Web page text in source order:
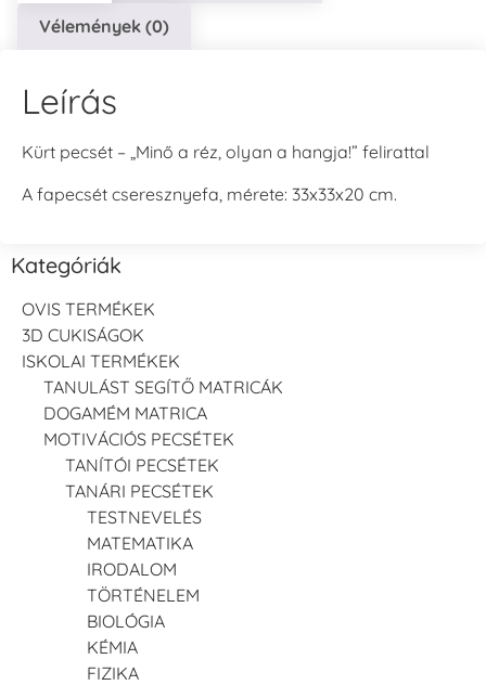
Vélemények (0)
Leírás
Kürt pecsét – „Minő a réz, olyan a hangja!” felirattal
A fapecsét cseresznyefa, mérete: 33x33x20 cm.
Kategóriák
OVIS TERMÉKEK
3D CUKISÁGOK
ISKOLAI TERMÉKEK
TANULÁST SEGÍTŐ MATRICÁK
DOGAMÉM MATRICA
MOTIVÁCIÓS PECSÉTEK
TANÍTÓI PECSÉTEK
TANÁRI PECSÉTEK
TESTNEVELÉS
MATEMATIKA
IRODALOM
TÖRTÉNELEM
BIOLÓGIA
KÉMIA
FIZIKA